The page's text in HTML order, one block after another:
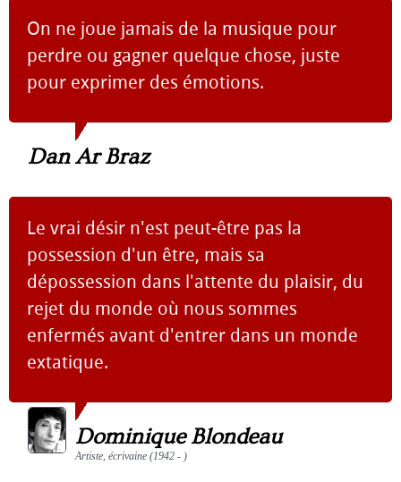
On ne joue jamais de la musique pour
perdre ou gagner quelque chose, juste
pour exprimer des émotions.
Dan Ar Braz
Le vrai désir n'est peut-être pas la
possession d'un être, mais sa
dépossession dans l'attente du plaisir, du
rejet du monde où nous sommes
enfermés avant d'entrer dans un monde
extatique.
Dominique Blondeau
Artiste, écrivaine (1942 - )